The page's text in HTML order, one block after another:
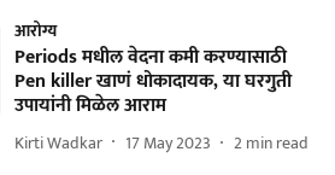
आरोग्य
Periods मधील वेदना कमी करण्यासाठी
Pen killer खाणं धोकादायक, या घरगुती
उपायांनी मिळेल आराम
Kirti Wadkar 17 May 2023 2min read